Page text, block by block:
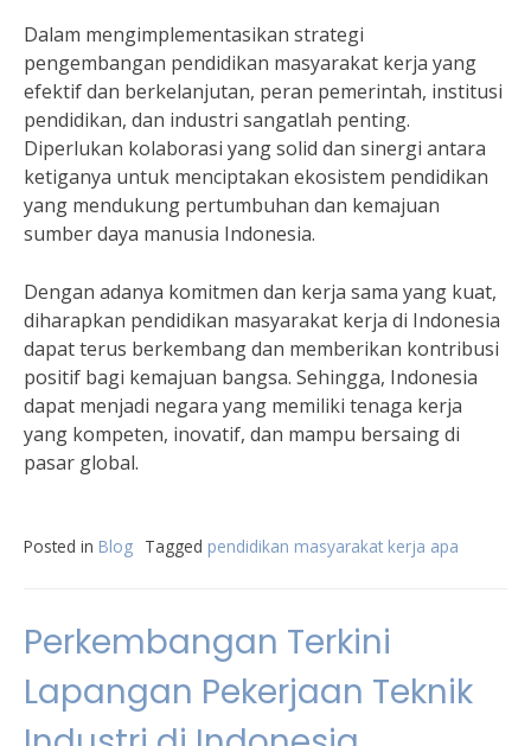
Dalam mengimplementasikan strategi
pengembangan pendidikan masyarakat kerja yang
efektif dan berkelanjutan, peran pemerintah, institusi
pendidikan, dan industri sangatlah penting.
Diperlukan kolaborasi yang solid dan sinergi antara
ketiganya untuk menciptakan ekosistem pendidikan
yang mendukung pertumbuhan dan kemajuan
sumber daya manusia Indonesia.
Dengan adanya komitmen dan kerja sama yang kuat,
diharapkan pendidikan masyarakat kerja di Indonesia
dapat terus berkembang dan memberikan kontribusi
positif bagi kemajuan bangsa. Sehingga, Indonesia
dapat menjadi negara yang memiliki tenaga kerja
yang kompeten, inovatif, dan mampu bersaing di
pasar global.
Posted in Blog Tagged pendidikan masyarakat kerja apa
Perkembangan Terkini
Lapangan Pekerjaan Teknik